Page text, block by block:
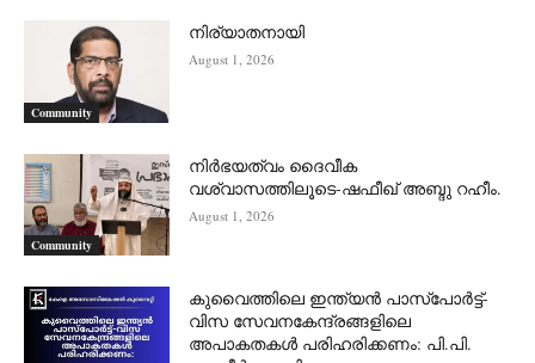
Community
നിര്യാതനായി
August 1, 2026
Community
നിർഭയത്വം ദൈവീക
വശ്വാസത്തിലൂടെ-ഷഫീഖ് അബ്ദു റഹീം.
August 1, 2026
കുവൈത്തിലെ ഇന്ത്യൻ പാസ്‌പോർട്ട്-
വിസ സേവനകേന്ദ്രങ്ങളിലെ
അപാകതകൾ പരിഹരിക്കണം: പി.പി.